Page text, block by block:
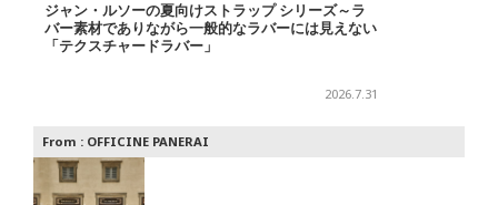
ジャン・ルソーの夏向けストラップ シリーズ～ラ
バー素材でありながら一般的なラバーには見えない
「テクスチャードラバー」
2026.7.31
From : OFFICINE PANERAI